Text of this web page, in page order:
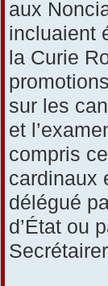
aux
incluaient
la Curie
sur les
et
compris
cardinaux
délégué
d’État ou